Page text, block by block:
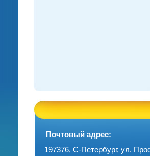
Почтовый адрес:
197376, С-Петербург, ул.